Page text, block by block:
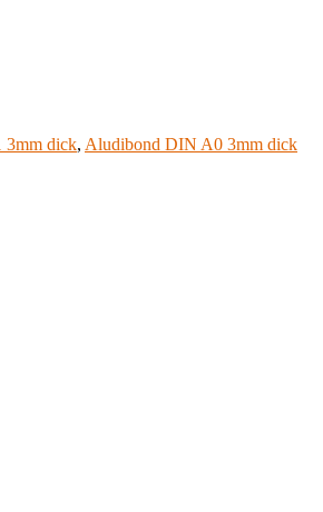
dick, Aludibond DIN A0 3mm dick